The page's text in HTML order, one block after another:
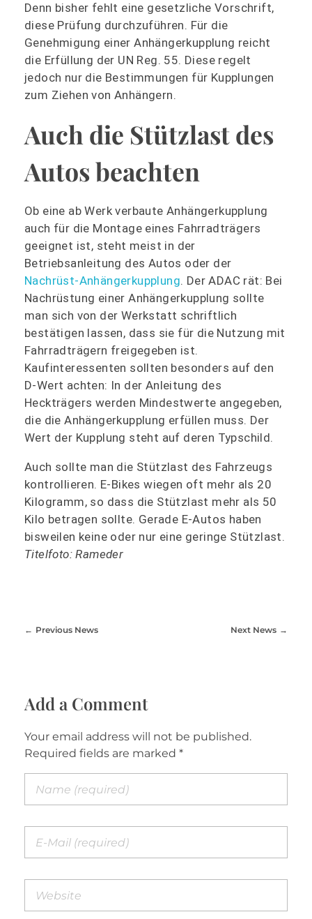
Denn bisher fehlt eine gesetzliche Vorschrift,
diese Prüfung durchzuführen. Für die
Genehmigung einer Anhängerkupplung reicht
die Erfüllung der UN Reg. 55. Diese regelt
jedoch nur die Bestimmungen für Kupplungen
zum Ziehen von Anhängern.
Auch die Stützlast des
Autos beachten
Ob eine ab Werk verbaute Anhängerkupplung
auch für die Montage eines Fahrradträgers
geeignet ist, steht meist in der
Betriebsanleitung des Autos oder der
Nachrüst-Anhängerkupplung. Der ADAC rät: Bei
Nachrüstung einer Anhängerkupplung sollte
man sich von der Werkstatt schriftlich
bestätigen lassen, dass sie für die Nutzung mit
Fahrradträgern freigegeben ist.
Kaufinteressenten sollten besonders auf den
D-Wert achten: In der Anleitung des
Heckträgers werden Mindestwerte angegeben,
die die Anhängerkupplung erfüllen muss. Der
Wert der Kupplung steht auf deren Typschild.
Auch sollte man die Stützlast des Fahrzeugs
kontrollieren. E-Bikes wiegen oft mehr als 20
Kilogramm, so dass die Stützlast mehr als 50
Kilo betragen sollte. Gerade E-Autos haben
bisweilen keine oder nur eine geringe Stützlast.
Titelfoto: Rameder
Previous News Next News
Add a Comment
Your email address will not be published.
Required fields are marked *